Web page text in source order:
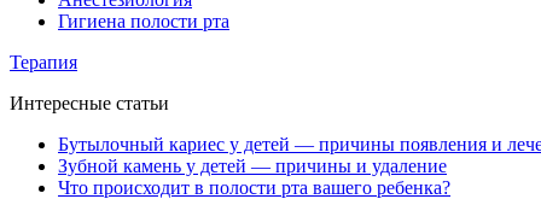
Гигиена полости рта
Терапия
Интересные статьи
Бутылочный кариес у детей — причины появления и
Зубной камень у детей — причины и удаление
Что происходит в полости рта вашего ребенка?